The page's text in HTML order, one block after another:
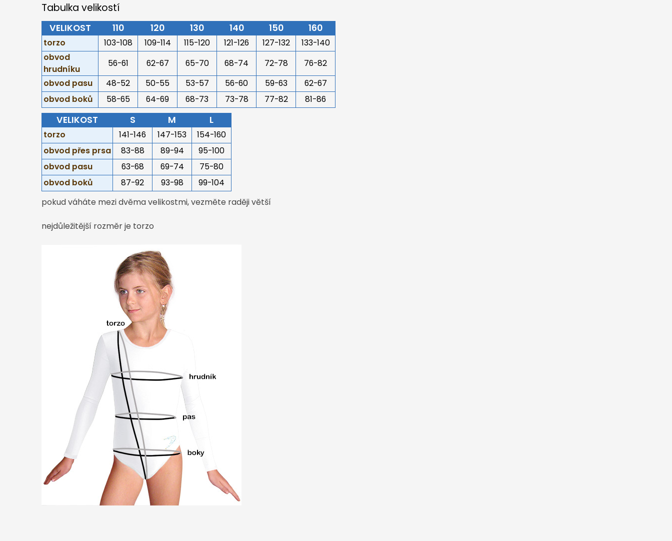
Tabulka velikostí
VELIKOST 110 120 130 140 150 160
torzo 103-108 109-114 115-120 121-126 127-132
133-140
obvod
hrudníku
56-61 62-67 65-70 68-74 72-78
76-82
obvod pasu
48-52 50-55 53-57 56-60 59-63
62-67
obvod boků
58-65 64-69 68-73 73-78 77-82 81-86
VELIKOST S M L
torzo 141-146 147-153
154-160
obvod přes prsa
83-88 89-94
95-100
obvod pasu
63-68 69-74
75-80
obvod boků
87-92 93-98
99-104
pokud váháte mezi dvěma velikostmi, vezměte raději větší
nejdůležitější rozměr je torzo